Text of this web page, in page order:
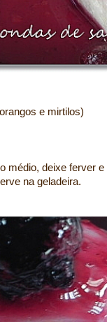
e mirtilos)
médio, deixe ferver
na geladeira.